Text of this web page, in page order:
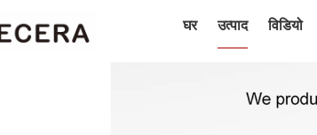
घर उत्पाद विडियो